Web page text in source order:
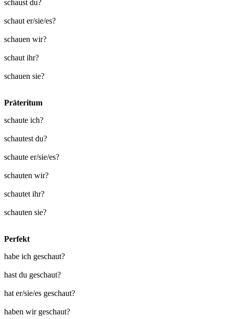
schaust du?
schaut er/sie/es?
schauen wir?
schaut ihr?
schauen sie?
Präteritum
schaute ich?
schautest du?
schaute er/sie/es?
schauten wir?
schautet ihr?
schauten sie?
Perfekt
habe ich geschaut?
hast du geschaut?
hat er/sie/es geschaut?
haben wir geschaut?